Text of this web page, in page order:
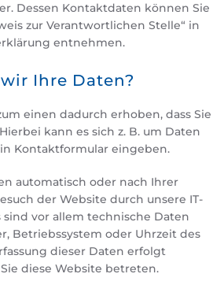
Dessen Kontaktdaten können Sie
zur Verantwortlichen Stelle“ in
entnehmen.
Ihre Daten?
einen dadurch erhoben, dass Sie
kann es sich z. B. um Daten
Kontaktformular eingeben.
automatisch oder nach Ihrer
der Website durch unsere IT-
sind vor allem technische Daten
Betriebssystem oder Uhrzeit des
dieser Daten erfolgt
diese Website betreten.